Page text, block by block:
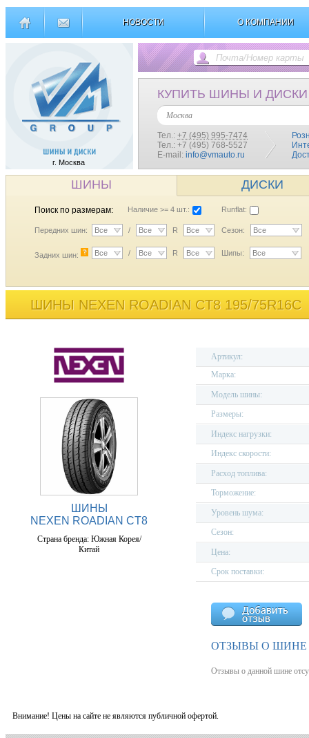
НОВОСТИ О КОМПАНИИ
г. Москва
КУПИТЬ ШИНЫ И ДИСКИ
Москва
Тел.: +7 (495) 995-7474
Тел.: +7 (495) 768-5527
E-mail: info@vmauto.ru
ШИНЫ ДИСКИ
Поиск по размерам: Наличие >= 4 шт.: Runflat:
Передних шин: Все / Все R Все Сезон: Все
Задних шин: ? Все / Все R Все Шипы: Все
ШИНЫ NEXEN ROADIAN CT8 195/75R16C
ШИНЫ
NEXEN ROADIAN CT8
Страна бренда: Южная Корея/
Китай
Артикул:
Марка:
Модель шины:
Размеры:
Индекс нагрузки:
Индекс скорости:
Расход топлива:
Торможение:
Уровень шума:
Сезон:
Цена:
Срок поставки:
ОТЗЫВЫ О ШИНЕ
Отзывы о данной шине
Внимание! Цены на сайте не являются публичной офертой.